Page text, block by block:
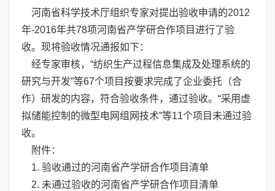
河南省科学技术厅组织专家对提出验收申请的2012
年-2016年共78项河南省产学研合作项目进行了验
收。现将验收情况通报如下：
经专家审核，“纺织生产过程信息集成及处理系统的
研究与开发”等67个项目按要求完成了企业委托（合
作）研发的内容，符合验收条件，通过验收。“采用虚
拟储能控制的微型电网组网技术”等11个项目未通过验
收。
附件：
1. 验收通过的河南省产学研合作项目清单
2. 未通过验收的河南省产学研合作项目清单